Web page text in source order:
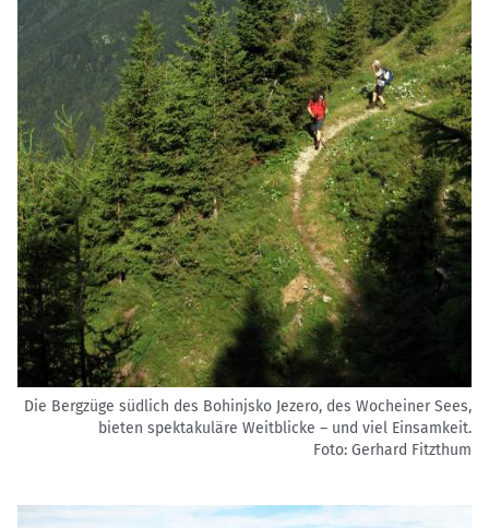
Die Bergzüge südlich des Bohinjsko Jezero, des Wocheiner Sees,
bieten spektakuläre Weitblicke – und viel Einsamkeit.
Foto: Gerhard Fitzthum